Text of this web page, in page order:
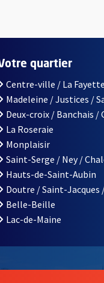
D'INSCRIPTION À
fenêtre
quartier
Centre-ville / La
Madeleine / Justices /
Deux-croix / Banchais /
La Roseraie
Monplaisir
Saint-Serge / Ney /
Hauts-de-Saint-Aubin
Doutre / Saint-Jacques
Belle-Beille
Lac-de-Maine